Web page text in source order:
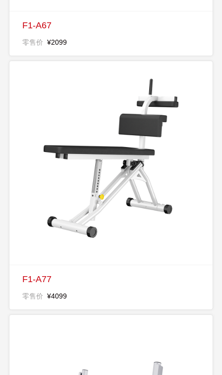
F1-A67
零售价 ¥2099
F1-A77
零售价 ¥4099